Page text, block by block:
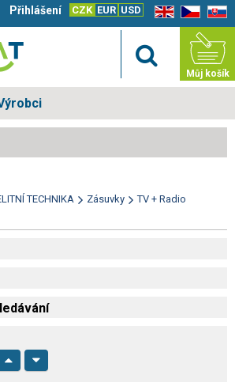
EN CZ SK
CZK EUR USD
Přihlášení
Můj košík
TECHNIKA Zásuvky
TV + Radio